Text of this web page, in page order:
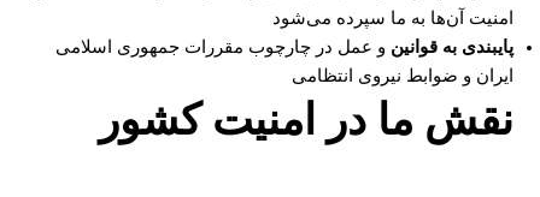
امنیت آن‌ها به ما سپرده می‌شود
پایبندی به قوانین و عمل در چارچوب مقررات جمهوری اسلامی
ایران و ضوابط نیروی انتظامی
نقش ما در امنیت کشور